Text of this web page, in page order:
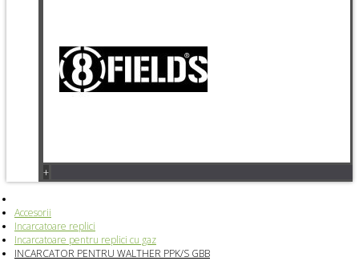
+
Accesorii
Incarcatoare replici
Incarcatoare pentru replici cu gaz
INCARCATOR PENTRU WALTHER PPK/S GBB